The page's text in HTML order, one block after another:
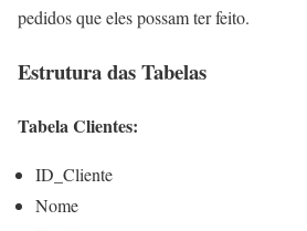
pedidos que eles possam ter feito.
Estrutura das Tabelas
Tabela Clientes:
ID_Cliente
Nome